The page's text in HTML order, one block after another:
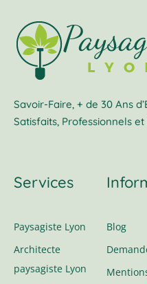
Savoir-Faire, + de 30 Ans
Satisfaits, Professionnels
Services
Paysagiste Lyon
Architecte
paysagiste Lyon
Blog